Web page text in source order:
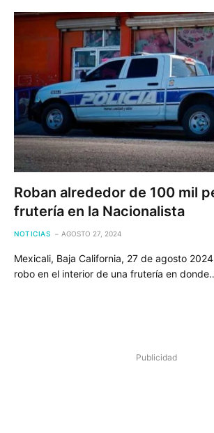
Roban alrededor de 100 mil
frutería en la Nacionalista
NOTICIAS AGOSTO 27, 2024
Mexicali, Baja California, 27 de agosto
robo en el interior de una frutería en
Publicidad